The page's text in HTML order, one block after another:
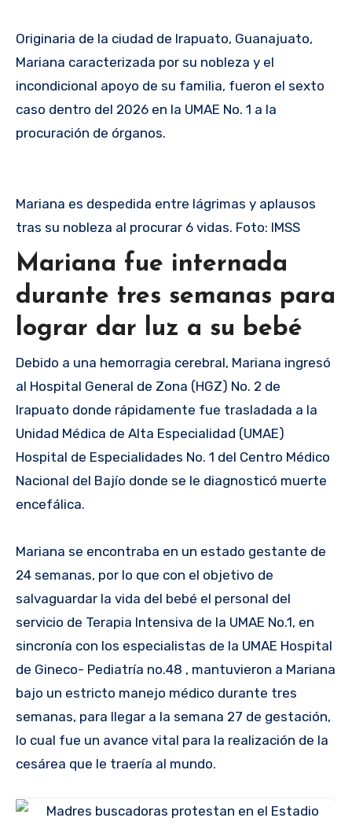
Originaria de la ciudad de Irapuato, Guanajuato,
Mariana caracterizada por su nobleza y el
incondicional apoyo de su familia, fueron el sexto
caso dentro del 2026 en la UMAE No. 1 a la
procuración de órganos.
Mariana es despedida entre lágrimas y aplausos
tras su nobleza al procurar 6 vidas. Foto: IMSS
Mariana fue internada
durante tres semanas para
lograr dar luz a su bebé
Debido a una hemorragia cerebral, Mariana ingresó
al Hospital General de Zona (HGZ) No. 2 de
Irapuato donde rápidamente fue trasladada a la
Unidad Médica de Alta Especialidad (UMAE)
Hospital de Especialidades No. 1 del Centro Médico
Nacional del Bajío donde se le diagnosticó muerte
encefálica.
Mariana se encontraba en un estado gestante de
24 semanas, por lo que con el objetivo de
salvaguardar la vida del bebé el personal del
servicio de Terapia Intensiva de la UMAE No.1, en
sincronía con los especialistas de la UMAE Hospital
de Gineco- Pediatría no.48 , mantuvieron a Mariana
bajo un estricto manejo médico durante tres
semanas, para llegar a la semana 27 de gestación,
lo cual fue un avance vital para la realización de la
cesárea que le traería al mundo.